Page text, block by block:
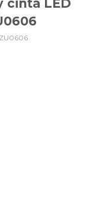
cinta LED